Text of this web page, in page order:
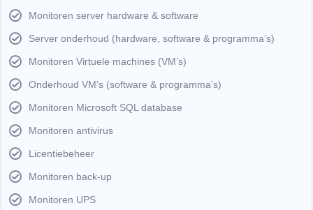
Monitoren server hardware & software
Server onderhoud (hardware, software & programma’s)
Monitoren Virtuele machines (VM’s)
Onderhoud VM’s (software & programma’s)
Monitoren Microsoft SQL database
Monitoren antivirus
Licentiebeheer
Monitoren back-up
Monitoren UPS